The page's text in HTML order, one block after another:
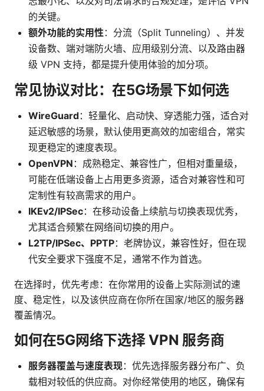
的关键。
额外功能的实用性：分流（Split Tunneling）、并发
设备数、端对端防火墙、应用级别分流、以及路由器
级 VPN 支持，都是提升使用体验的加分项。
常见协议对比：在5G场景下如何选
WireGuard：轻量化、启动快、穿透能力强，适合对
延迟敏感的场景，默认使用更高效的加密组合，常实
现更稳定的速度表现。
OpenVPN ：成熟稳定、兼容性广，但相对重量级，
可能在低端设备上占用更多资源，适合对兼容性和可
定制性有较高需求的用户。
IKEv2/IPSec：在移动设备上续航与切换表现优秀，
尤其适合频繁在网络间切换的用户。
L2TP/IPSec、PPTP：老牌协议，兼容性好，但在现
代安全要求下强度不足，通常不作为首选。
在选择时，优先考虑：在你常用的设备上实际测试的速
度、稳定性，以及该供应商在你所在国家/地区的服务器
覆盖情况。
如何在5G网络下选择 VPN 服务商
服务器覆盖与速度表现：优先选择服务器分布广、负
载相对较低的供应商。对你经常使用的地区，确保有